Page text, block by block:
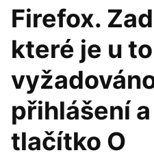
Firefox.
které je u
přihlášení
tlačítko O